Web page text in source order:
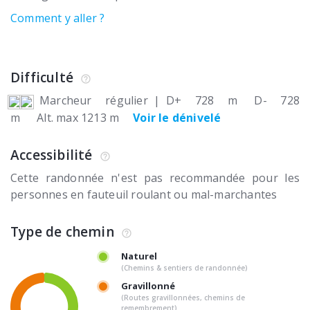
Comment y aller ?
Difficulté
Marcheur régulier | D+ 728 m
D- 728
m
Alt. max 1213 m Voir le dénivelé
Accessibilité
Cette randonnée n'est pas recommandée pour les
personnes en fauteuil roulant ou mal-marchantes
Type de chemin
Naturel
(Chemins & sentiers de randonnée)
Gravillonné
(Routes gravillonnées, chemins de
remembrement)